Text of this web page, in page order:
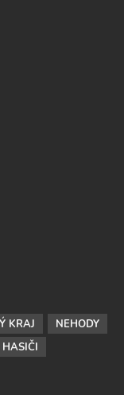
KRAJ
NEHODY
HASIČI